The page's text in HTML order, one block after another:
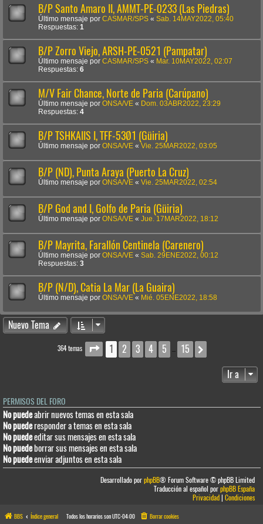
B/P Santo Amaro II, AMMT-PE-0233 (Las Piedras)
Último mensaje por CASMAR/SPS « Sab. 14MAY2022, 05:40
Respuestas: 1
B/P Zorro Viejo, ARSH-PE-0521 (Pampatar)
Último mensaje por CASMAR/SPS « Mar. 10MAY2022, 02:07
Respuestas: 6
M/V Fair Chance, Norte de Paria (Carúpano)
Último mensaje por ONSA/VE « Dom. 03ABR2022, 23:29
Respuestas: 4
B/P TSHKAIIS I, TFF-53Ø1 (Güiria)
Último mensaje por ONSA/VE « Vie. 25MAR2022, 03:05
B/P (ND), Punta Araya (Puerto La Cruz)
Último mensaje por ONSA/VE « Vie. 25MAR2022, 02:54
B/P God and I, Golfo de Paria (Güiria)
Último mensaje por ONSA/VE « Jue. 17MAR2022, 18:12
B/P Mayrita, Farallón Centinela (Carenero)
Último mensaje por ONSA/VE « Sab. 29ENE2022, 00:12
Respuestas: 3
B/P (N/D), Catia La Mar (La Guaira)
Último mensaje por ONSA/VE « Mié. 05ENE2022, 18:58
Nuevo Tema
364 temas Página1 de 15
1 2 3 4 5 … 15
Ir a
PERMISOS DEL FORO
No puedeabrir nuevos temas en esta sala
No puederesponder a temas en esta sala
No puedeeditar sus mensajes en esta sala
No puedeborrar sus mensajes en esta sala
No puedeenviar adjuntos en esta sala
Desarrollado porphpBB® Forum Software © phpBB Limited
Traducción al español porphpBB España
Privacidad|Condiciones
BBS Índice general Todos los horarios sonUTC-04:00 Borrar cookies